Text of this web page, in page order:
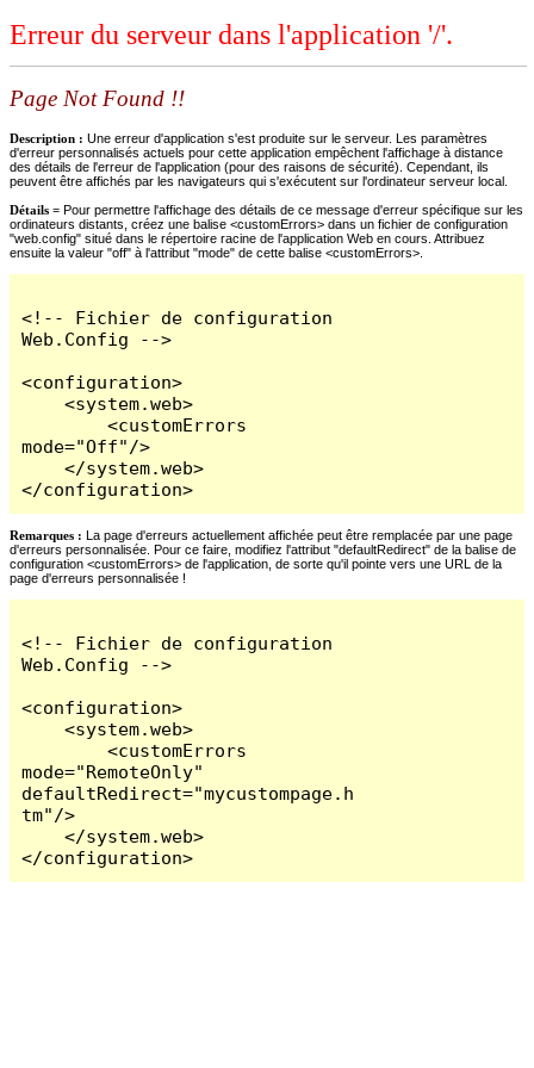
Erreur du serveur dans l'application '/'.
Page Not Found !!
Description : Une erreur d'application s'est produite sur le serveur. Les paramètres
d'erreur personnalisés actuels pour cette application empêchent l'affichage à distance
des détails de l'erreur de l'application (pour des raisons de sécurité). Cependant, ils
peuvent être affichés par les navigateurs qui s'exécutent sur l'ordinateur serveur local.
Détails = Pour permettre l'affichage des détails de ce message d'erreur spécifique sur les
ordinateurs distants, créez une balise <customErrors> dans un fichier de configuration
"web.config" situé dans le répertoire racine de l'application Web en cours. Attribuez
ensuite la valeur "off" à l'attribut "mode" de cette balise <customErrors>.
<!-- Fichier de configuration
Web.Config -->
<configuration>
    <system.web>
        <customErrors
mode="Off"/>
    </system.web>
</configuration>
Remarques : La page d'erreurs actuellement affichée peut être remplacée par une page
d'erreurs personnalisée. Pour ce faire, modifiez l'attribut "defaultRedirect" de la balise de
configuration <customErrors> de l'application, de sorte qu'il pointe vers une URL de la
page d'erreurs personnalisée !
<!-- Fichier de configuration
Web.Config -->
<configuration>
    <system.web>
        <customErrors
mode="RemoteOnly"
defaultRedirect="mycustompage.h
tm"/>
    </system.web>
</configuration>